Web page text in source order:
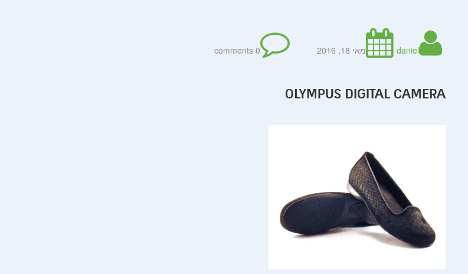
daniel מאי 18, 2016 0 comments
OLYMPUS DIGITAL CAMERA